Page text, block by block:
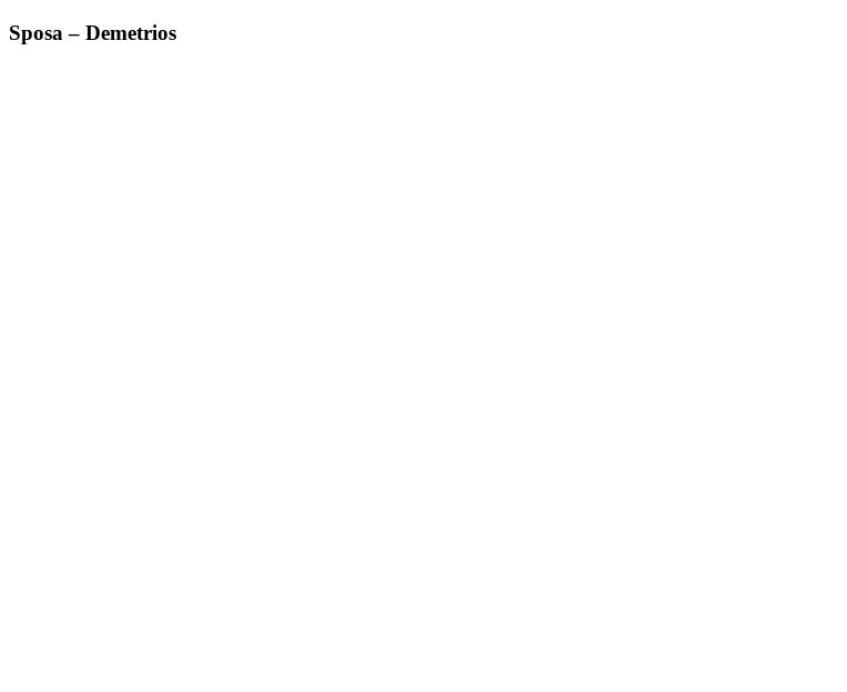
Sposa – Demetrios